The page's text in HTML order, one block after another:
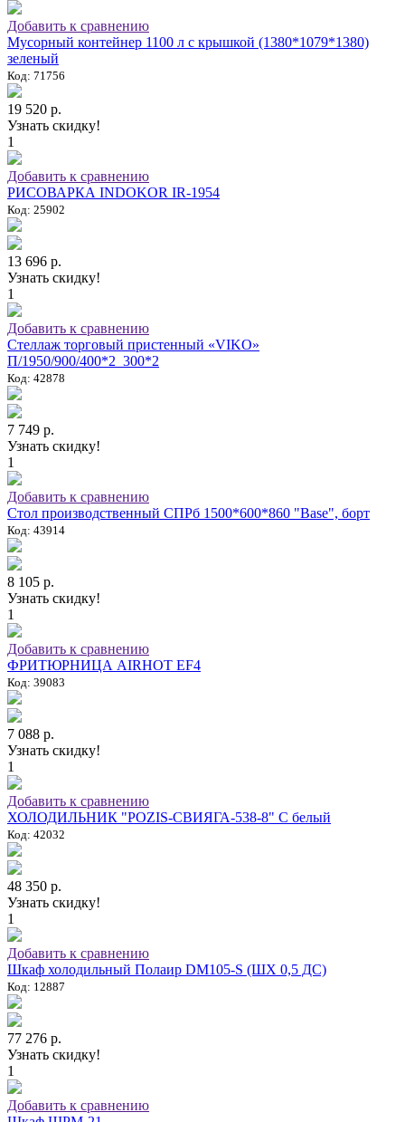
Добавить к сравнению
Мусорный контейнер 1100 л с крышкой (1380*1079*1380)
зеленый
Код: 71756
19 520 р.
Узнать скидку!
1
Добавить к сравнению
РИСОВАРКА INDOKOR IR-1954
Код: 25902
13 696 р.
Узнать скидку!
1
Добавить к сравнению
Стеллаж торговый пристенный «VIKO»
П/1950/900/400*2_300*2
Код: 42878
7 749 р.
Узнать скидку!
1
Добавить к сравнению
Стол производственный СПРб 1500*600*860 "Base", борт
Код: 43914
8 105 р.
Узнать скидку!
1
Добавить к сравнению
ФРИТЮРНИЦА AIRHOT EF4
Код: 39083
7 088 р.
Узнать скидку!
1
Добавить к сравнению
ХОЛОДИЛЬНИК "POZIS-СВИЯГА-538-8" C белый
Код: 42032
48 350 р.
Узнать скидку!
1
Добавить к сравнению
Шкаф холодильный Полаир DM105-S (ШХ 0,5 ДС)
Код: 12887
77 276 р.
Узнать скидку!
1
Добавить к сравнению